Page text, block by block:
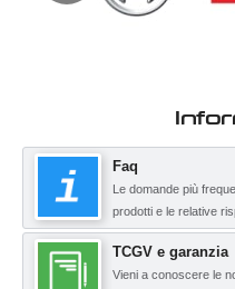
Faq
Le domande più
prodotti e le relative
TCGV e garanzia
Vieni a conoscere le